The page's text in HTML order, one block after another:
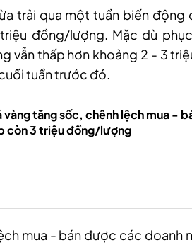
trải qua một tuần biến động
đồng/lượng. Mặc dù
vẫn thấp hơn khoảng 2 - 3
tuần trước đó.
vàng tăng sốc, chênh lệch mua -
còn 3 triệu đồng/lượng
mua - bán được các doanh